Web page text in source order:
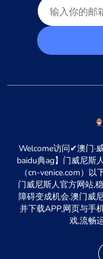
Welcome访问✔澳门·
baidu典ag】门威尼斯
（cn-venice.com）
门威尼斯人官方网站,
障碍变成机会.澳门威
并下载APP,网页与手
戏,流畅